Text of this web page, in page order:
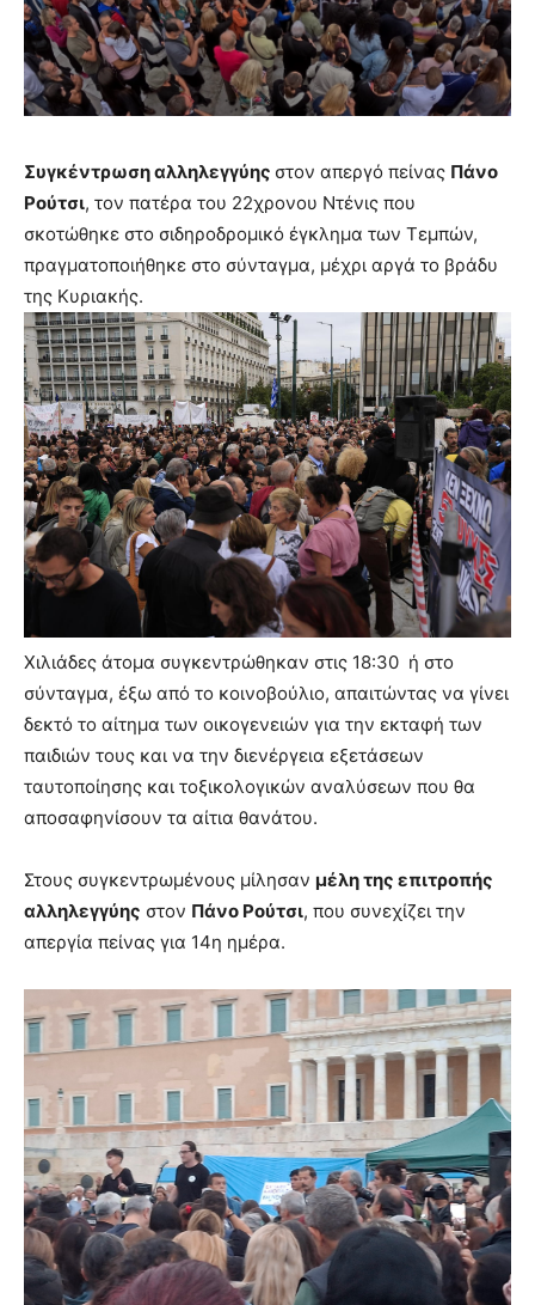
Συγκέντρωση αλληλεγγύης στον απεργό πείνας Πάνο
Ρούτσι, τον πατέρα του 22χρονου Ντένις που
σκοτώθηκε στο σιδηροδρομικό έγκλημα των Τεμπών,
πραγματοποιήθηκε στο σύνταγμα, μέχρι αργά το βράδυ
της Κυριακής.
Χιλιάδες άτομα συγκεντρώθηκαν στις 18:30 ή στο
σύνταγμα, έξω από το κοινοβούλιο, απαιτώντας να γίνει
δεκτό το αίτημα των οικογενειών για την εκταφή των
παιδιών τους και να την διενέργεια εξετάσεων
ταυτοποίησης και τοξικολογικών αναλύσεων που θα
αποσαφηνίσουν τα αίτια θανάτου.
Στους συγκεντρωμένους μίλησαν μέλη της επιτροπής
αλληλεγγύης στον Πάνο Ρούτσι, που συνεχίζει την
απεργία πείνας για 14η ημέρα.